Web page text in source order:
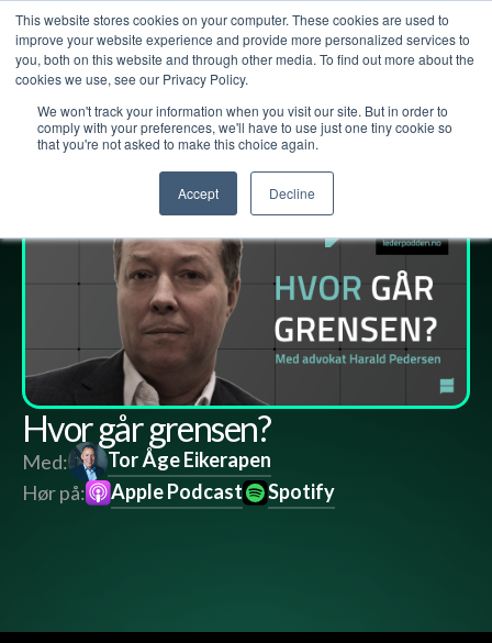
This website stores cookies on your computer. These cookies are used to
improve your website experience and provide more personalized services to
you, both on this website and through other media. To find out more about the
cookies we use, see our Privacy Policy.
We won't track your information when you visit our site. But in order to
comply with your preferences, we'll have to use just one tiny cookie so
that you're not asked to make this choice again.
Accept Decline
Lederpodden 19mar 2021 59 Del
Hvor går grensen?
Med:
Tor Åge Eikerapen
Hør på:
Apple Podcast Spotify